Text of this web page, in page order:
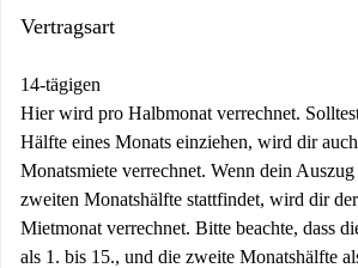
Vertragsart
14-tägigen
Hier wird pro Halbmonat verrechnet.
Hälfte eines Monats einziehen, wird dir
Monatsmiete verrechnet. Wenn dein
zweiten Monatshälfte stattfindet, wird dir
Mietmonat verrechnet. Bitte beachte, dass
als 1. bis 15., und die zweite Monatshälfte